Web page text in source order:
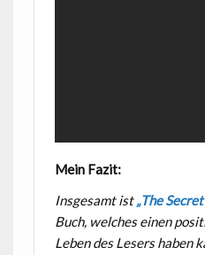
Mein Fazit:
Insgesamt ist„The
Buch, welches einen
Leben des Lesers haben